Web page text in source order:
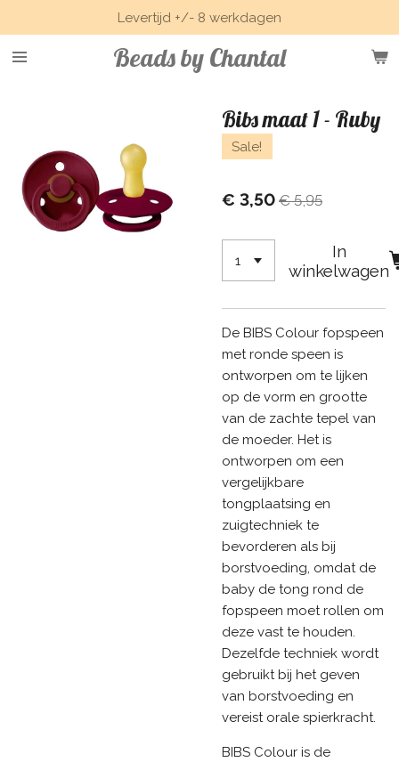
direct
naar
Beads by Chantal
Levertijd +/- 8 werkdagen
Bibs maat 1 - Ruby
Sale!
€ 3,50 € 5,95
In
winkelwagen
De BIBS Colour fopspeen
met ronde speen is
ontworpen om te lijken
op de vorm en grootte
van de zachte tepel van
de moeder. Het is
ontworpen om een
vergelijkbare
tongplaatsing en
zuigtechniek te
bevorderen als bij
borstvoeding, omdat de
baby de tong rond de
fopspeen moet rollen om
deze vast te houden.
Dezelfde techniek wordt
gebruikt bij het geven
van borstvoeding en
vereist orale spierkracht.
BIBS Colour is de